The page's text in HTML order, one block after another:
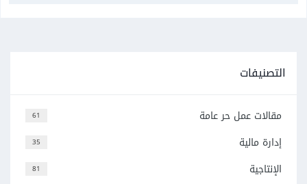
التصنيفات
61 مقالات عمل حر عامة
35 إدارة مالية
81 الإنتاجية